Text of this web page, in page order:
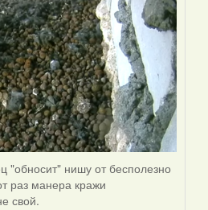
"обносит" нишу от бесполезно
раз манера кражи
свой.